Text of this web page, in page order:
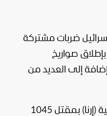
ضربات مشتركة
صواريخ
إلى العديد من
وأفادت وكالة الأنباء الرسمية (إرنا) بمقتل 1045